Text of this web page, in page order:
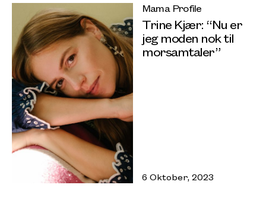
Mama Profile
Trine Kjær: “Nu er
jeg moden nok til
morsamtaler”
6 Oktober, 2023